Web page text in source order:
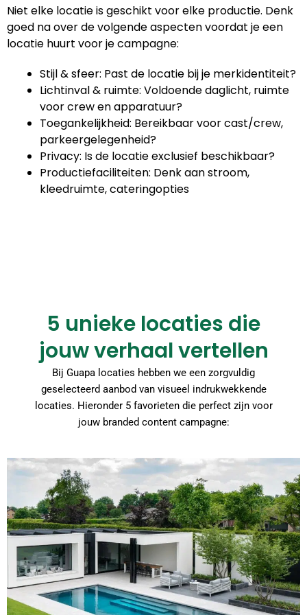
Niet elke locatie is geschikt voor elke productie. Denk
goed na over de volgende aspecten voordat je een
locatie huurt voor je campagne:
Stijl & sfeer: Past de locatie bij je merkidentiteit?
Lichtinval & ruimte: Voldoende daglicht, ruimte
voor crew en apparatuur?
Toegankelijkheid: Bereikbaar voor cast/crew,
parkeergelegenheid?
Privacy: Is de locatie exclusief beschikbaar?
Productiefaciliteiten: Denk aan stroom,
kleedruimte, cateringopties
5 unieke locaties die
jouw verhaal vertellen
Bij Guapa locaties hebben we een zorgvuldig
geselecteerd aanbod van visueel indrukwekkende
locaties. Hieronder 5 favorieten die perfect zijn voor
jouw branded content campagne: